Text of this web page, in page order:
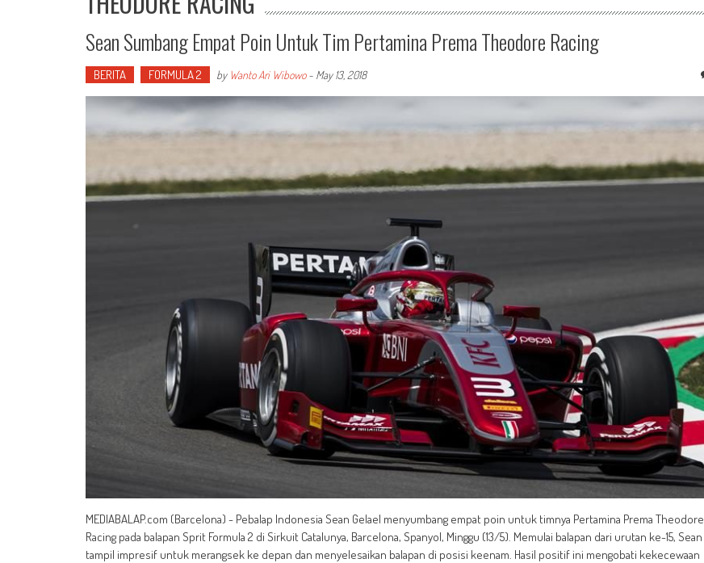
Sean Sumbang Empat Poin Untuk Tim Pertamina Prema Theodore Racing
BERITA FORMULA 2 by Wanto Ari Wibowo- May 13, 2018
MEDIABALAP.com (Barcelona) - Pebalap Indonesia Sean Gelael menyumbang empat poin untuk timnya Pertamina Prema Theodore
Racing pada balapan Sprit Formula 2 di Sirkuit Catalunya, Barcelona, Spanyol, Minggu (13/5). Memulai balapan dari urutan ke-15, Sean
tampil impresif untuk merangsek ke depan dan menyelesaikan balapan di posisi keenam. Hasil positif ini mengobati kekecewaan